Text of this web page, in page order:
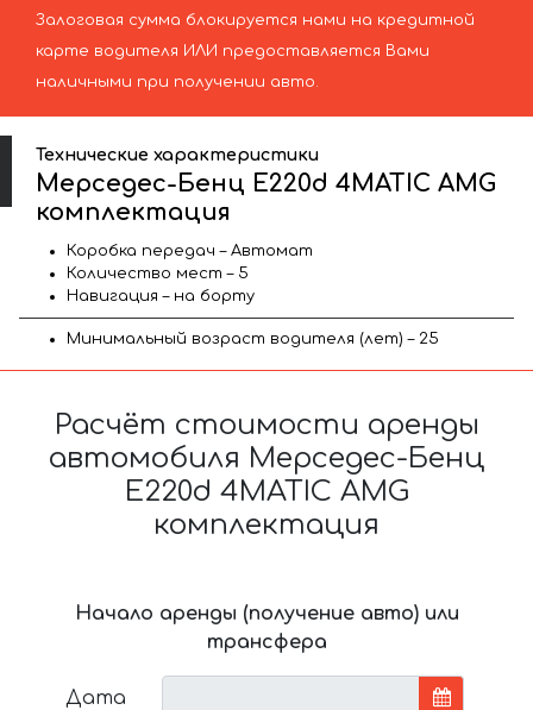
Залоговая сумма блокируется нами на кредитной
карте водителя ИЛИ предоставляется Вами
наличными при получении авто.
Технические характеристики
Мерседес-Бенц E220d 4MATIC AMG
комплектация
Коробка передач – Автомат
Количество мест – 5
Навигация – на борту
Минимальный возраст водителя (лет) – 25
Расчёт стоимости аренды
автомобиля Мерседес-Бенц
E220d 4MATIC AMG
комплектация
Начало аренды (получение авто) или
трансфера
Дата